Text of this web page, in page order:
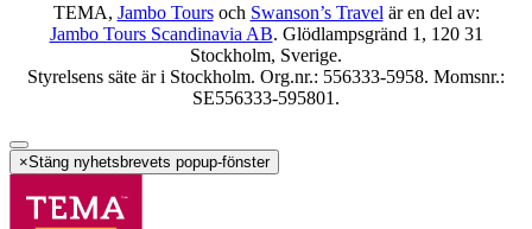
TEMA, Jambo Toursoch Swanson’s Travel är en del av:
Jambo Tours Scandinavia AB. Glödlampsgränd 1, 120 31
Stockholm, Sverige.
Styrelsens säte är i Stockholm. Org.nr.: 556333-5958. Momsnr.:
SE556333-595801.
×Stäng nyhetsbrevets popup-fönster